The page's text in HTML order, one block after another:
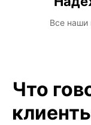
Все наши
Что